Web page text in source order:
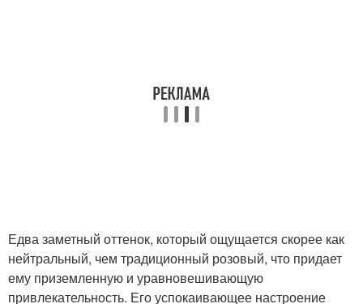
Едва заметный оттенок, который ощущается скорее как
нейтральный, чем традиционный розовый, что придает
ему приземленную и уравновешивающую
привлекательность. Его успокаивающее настроение